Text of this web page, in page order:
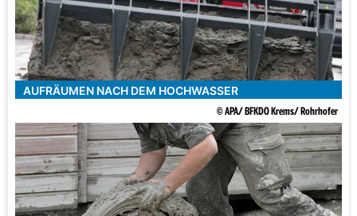
AUFRÄUMEN NACH DEM HOCHWASSER
© APA/ BFKDO Krems/ Rohrhofer